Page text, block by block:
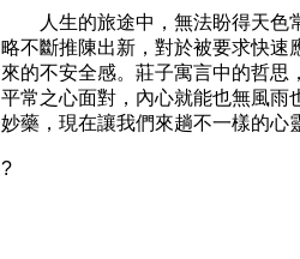
人生的旅途中，無法盼得天色常
略不斷推陳出新，對於被要求快速
來的不安全感。莊子寓言中的哲思
平常之心面對，內心就能也無風雨
妙藥，現在讓我們來趟不一樣的心
?